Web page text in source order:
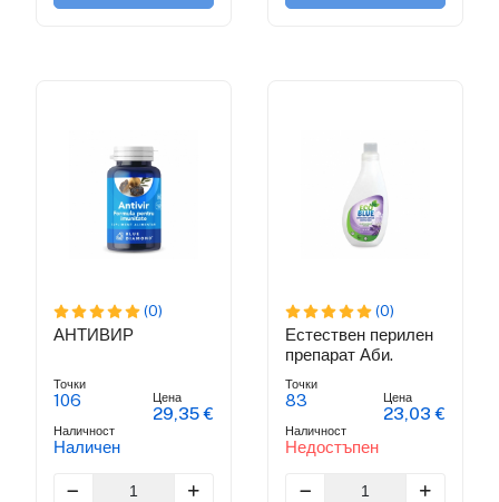
(0)
АНТИВИР
Точки
106
Наличност
Наличен
Цена
29,35 €
(0)
Естествен перилен
препарат Аби.
Точки
83
Наличност
Недостъпен
Цена
23,03 €